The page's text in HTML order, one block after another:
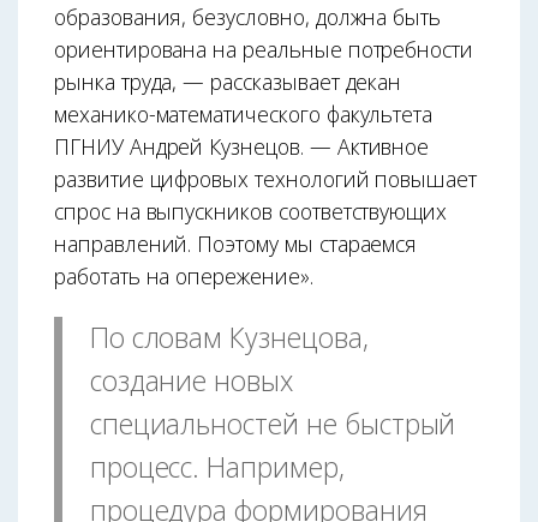
образования, безусловно, должна быть
ориентирована на реальные потребности
рынка труда, — рассказывает декан
механико-математического факультета
ПГНИУ Андрей Кузнецов. — Активное
развитие цифровых технологий повышает
спрос на выпускников соответствующих
направлений. Поэтому мы стараемся
работать на опережение».
По словам Кузнецова,
создание новых
специальностей не быстрый
процесс. Например,
процедура формирования